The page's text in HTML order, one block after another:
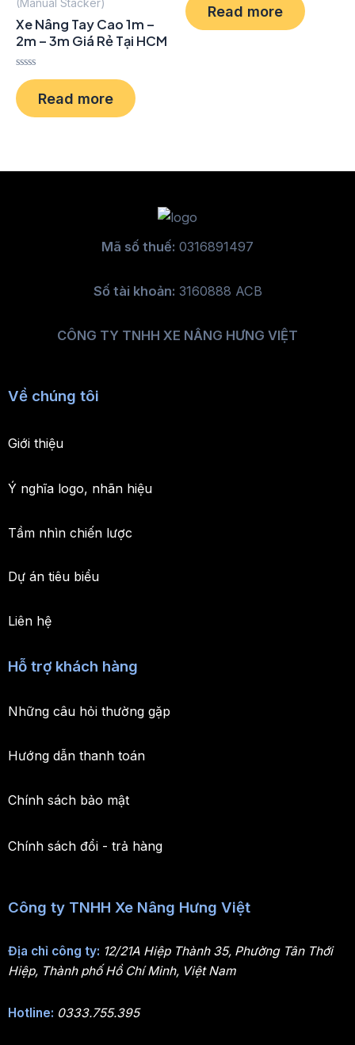
(Manual Stacker)
Xe Nâng Tay Cao 1m –
2m – 3m Giá Rẻ Tại HCM
Rated
0
out
of
Read more
out
of
Read more
Mã số thuế: 0316891497
Số tài khoản: 3160888 ACB
CÔNG TY TNHH XE NÂNG HƯNG VIỆT
Về chúng tôi
Giới thiệu
Ý nghĩa logo, nhãn hiệu
Tầm nhìn chiến lược
Dự án tiêu biểu
Liên hệ
Hỗ trợ khách hàng
Những câu hỏi thường gặp
Hướng dẫn thanh toán
Chính sách bảo mật
Chính sách đổi - trả hàng
Công ty TNHH Xe Nâng Hưng Việt
Địa chỉ công ty: 12/21A Hiệp Thành 35, Phường Tân Thới
Hiệp, Thành phố Hồ Chí Minh, Việt Nam
Hotline: 0333.755.395